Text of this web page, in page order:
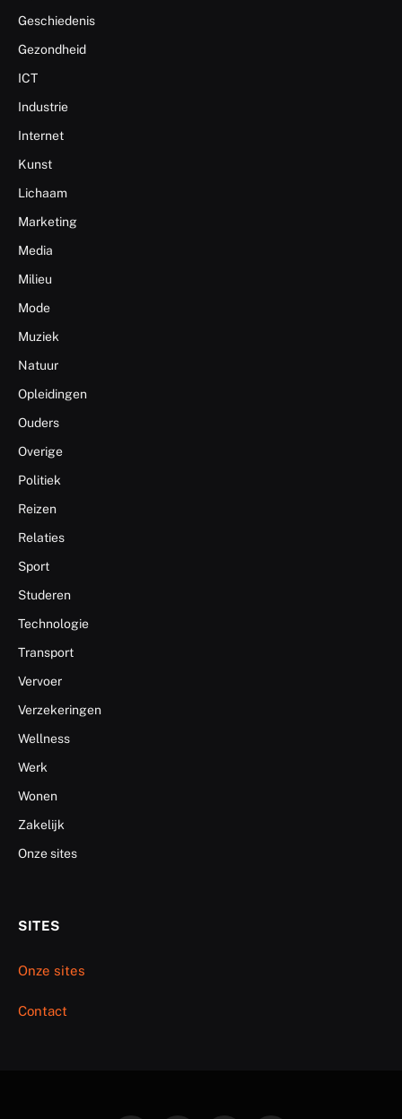
Geschiedenis
Gezondheid
ICT
Industrie
Internet
Kunst
Lichaam
Marketing
Media
Milieu
Mode
Muziek
Natuur
Opleidingen
Ouders
Overige
Politiek
Reizen
Relaties
Sport
Studeren
Technologie
Transport
Vervoer
Verzekeringen
Wellness
Werk
Wonen
Zakelijk
Onze sites
SITES
Onze sites
Contact